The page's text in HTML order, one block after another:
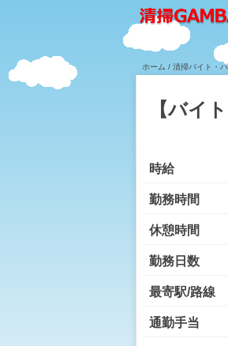
ホーム / 清掃バイト・
【バイ
時給
勤務時間
休憩時間
勤務日数
最寄駅/路線
通勤手当